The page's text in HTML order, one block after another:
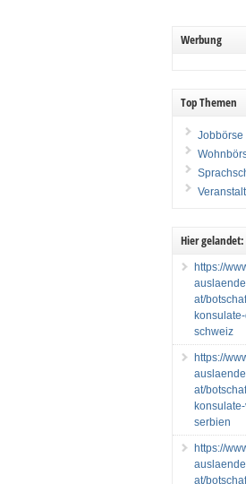
Werbung
Top Themen
Jobbörse
Hier gelandet:
https://
at/
schweiz
https://
at/
serbien
https://
at/